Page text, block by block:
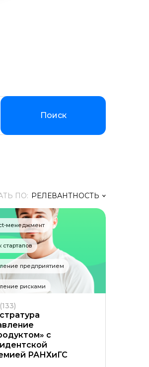
Поиск
ПО: РЕЛЕВАНТНОСТЬ
Релевантность
Заголовок
Цена ↑
Цена ↓
Рассрочка ↑
Рассрочка ↓
Начало ↑
Начало ↓
менеджмент
стартапов
предприятием
рисками
c
РАНХиГС
(133)